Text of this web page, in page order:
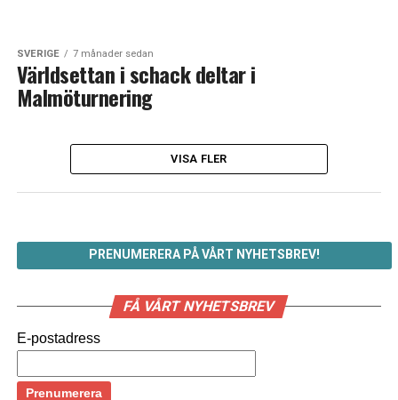
SVERIGE 7 månader sedan
Världsettan i schack deltar i
Malmöturnering
VISA FLER
PRENUMERERA PÅ VÅRT NYHETSBREV!
FÅ VÅRT NYHETSBREV
E-postadress